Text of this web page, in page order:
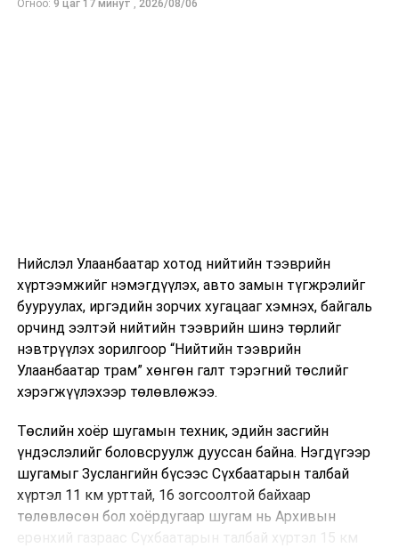
Огноо: 9 цаг 17 минут , 2026/08/06
Нийслэл Улаанбаатар хотод нийтийн тээврийн
хүртээмжийг нэмэгдүүлэх, авто замын түгжрэлийг
бууруулах, иргэдийн зорчих хугацааг хэмнэх, байгаль
орчинд ээлтэй нийтийн тээврийн шинэ төрлийг
нэвтрүүлэх зорилгоор “Нийтийн тээврийн
Улаанбаатар трам” хөнгөн галт тэрэгний төслийг
хэрэгжүүлэхээр төлөвлөжээ.
Төслийн хоёр шугамын техник, эдийн засгийн
үндэслэлийг боловсруулж дууссан байна. Нэгдүгээр
шугамыг Зуслангийн бүсээс Сүхбаатарын талбай
хүртэл 11 км урттай, 16 зогсоолтой байхаар
төлөвлөсөн бол хоёрдугаар шугам нь Архивын
ерөнхий газраас Сүхбаатарын талбай хүртэл 15 км